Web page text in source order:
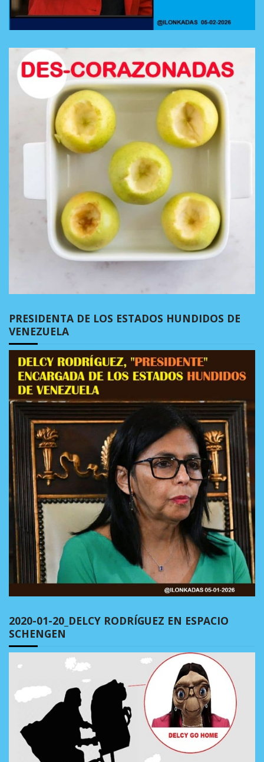
PRESIDENTA DE LOS ESTADOS HUNDIDOS DE
VENEZUELA
2020-01-20_DELCY RODRÍGUEZ EN ESPACIO
SCHENGEN